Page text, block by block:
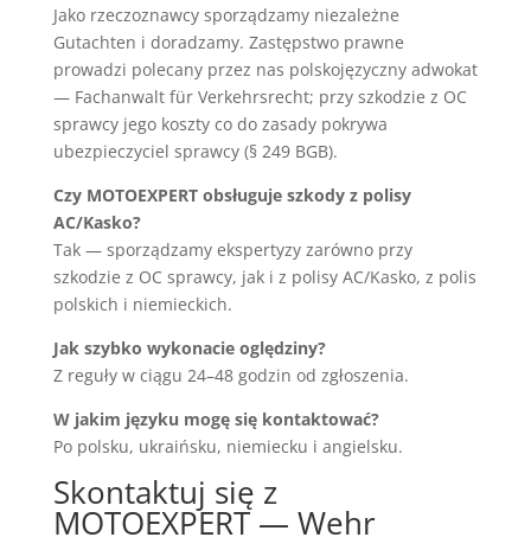
Jako rzeczoznawcy sporządzamy niezależne
Gutachten i doradzamy. Zastępstwo prawne
prowadzi polecany przez nas polskojęzyczny adwokat
— Fachanwalt für Verkehrsrecht; przy szkodzie z OC
sprawcy jego koszty co do zasady pokrywa
ubezpieczyciel sprawcy (§ 249 BGB).
Czy MOTOEXPERT obsługuje szkody z polisy
AC/Kasko?
Tak — sporządzamy ekspertyzy zarówno przy
szkodzie z OC sprawcy, jak i z polisy AC/Kasko, z polis
polskich i niemieckich.
Jak szybko wykonacie oględziny?
Z reguły w ciągu 24–48 godzin od zgłoszenia.
W jakim języku mogę się kontaktować?
Po polsku, ukraińsku, niemiecku i angielsku.
Skontaktuj się z
MOTOEXPERT — Wehr